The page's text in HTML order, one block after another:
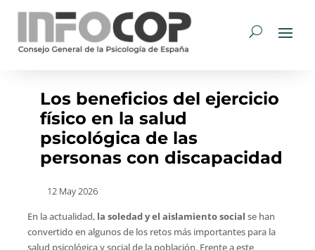
Los beneficios del ejercicio
físico en la salud
psicológica de las
personas con discapacidad
12 May 2026
En la actualidad, la soledad y el aislamiento social se han
convertido en algunos de los retos más importantes para la
salud psicológica y social de la población. Frente a este